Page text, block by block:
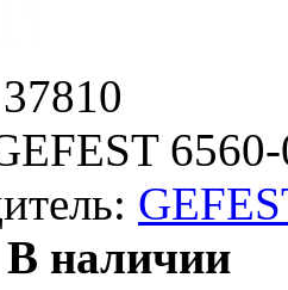
37810
В наличии